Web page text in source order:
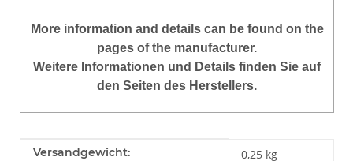
More information and details can be found on the
pages of the manufacturer.
Weitere Informationen und Details finden Sie auf
den Seiten des Herstellers.
Produkteigenschaft
Wert
Versandgewicht: 0,25 kg